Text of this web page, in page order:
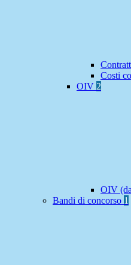
Costi
OIV 2
OIV
Bandi di concorso 1